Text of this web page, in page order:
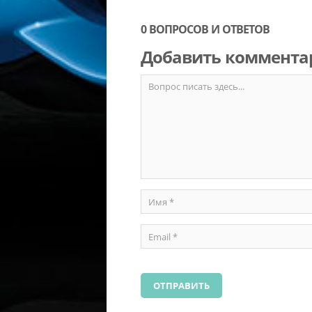
0 ВОПРОСОВ И ОТВЕТОВ
Добавить